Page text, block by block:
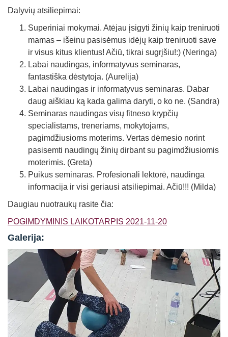
Dalyvių atsiliepimai:
Superiniai mokymai. Atėjau įsigyti žinių kaip treniruoti
mamas – išeinu pasisėmus idėjų kaip treniruoti save
ir visus kitus klientus! Ačiū, tikrai sugrįšiu!:) (Neringa)
Labai naudingas, informatyvus seminaras,
fantastiška dėstytoja. (Aurelija)
Labai naudingas ir informatyvus seminaras. Dabar
daug aiškiau ką kada galima daryti, o ko ne. (Sandra)
Seminaras naudingas visų fitneso krypčių
specialistams, treneriams, mokytojams,
pagimdžiusioms moterims. Vertas dėmesio norint
pasisemti naudingų žinių dirbant su pagimdžiusiomis
moterimis. (Greta)
Puikus seminaras. Profesionali lektorė, naudinga
informacija ir visi geriausi atsiliepimai. Ačiū!!! (Milda)
Daugiau nuotraukų rasite čia:
POGIMDYMINIS LAIKOTARPIS 2021-11-20
Galerija: